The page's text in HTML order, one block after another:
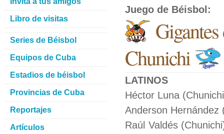
Juego de Béisbol :
Chunichi
LATINOS
Héctor Luna
Anderson Hernández
Raúl Valdés
Libro de visitas
Series de Béisbol
Equipos de Cuba
Estadios de béisbol
Provincias de Cuba
Reportajes
Artículos